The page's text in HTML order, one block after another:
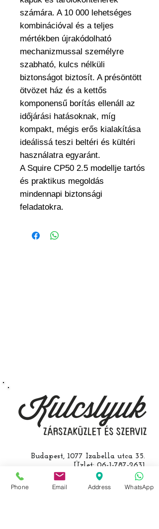
számára. A 10 000 lehetséges
kombinációval és a teljes
mértékben újrakódolható
mechanizmussal személyre
szabható, kulcs nélküli
biztonságot biztosít. A présöntött
ötvözet ház és a kettős
komponensű borítás ellenáll az
időjárási hatásoknak, míg
kompakt, mégis erős kialakítása
ideálissá teszi beltéri és kültéri
használatra egyaránt.
A Squire CP50 2.5 modellje tartós
és praktikus megoldás
mindennapi biztonsági
feladatokra.
Budapest, 1077 Izabella utca 35.
Üzlet: 06-1-787-2631
06-1-342-0154
Egyik mobil:0620-427-3600
Másik mobil: 0620-454-5105
Phone Email Address WhatsApp